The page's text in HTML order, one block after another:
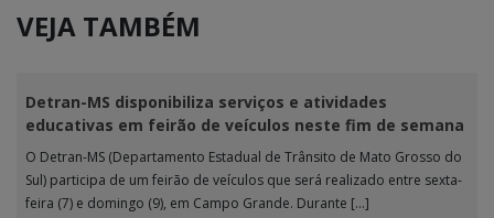
VEJA TAMBÉM
Detran-MS disponibiliza serviços e atividades
educativas em feirão de veículos neste fim de semana
O Detran-MS (Departamento Estadual de Trânsito de Mato Grosso do
Sul) participa de um feirão de veículos que será realizado entre sexta-
feira (7) e domingo (9), em Campo Grande. Durante […]